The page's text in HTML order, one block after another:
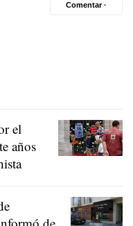
Comentar ·
el
años